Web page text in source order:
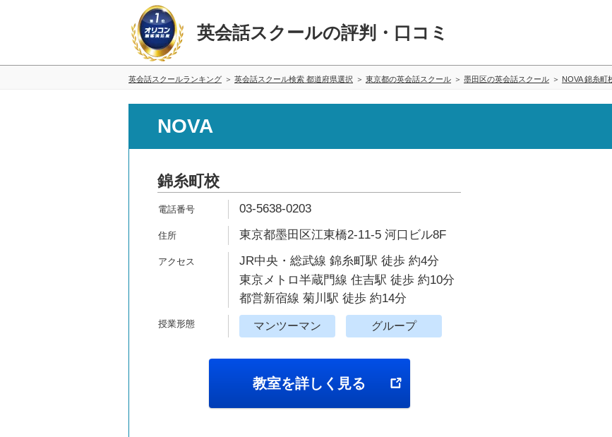
英会話スクールの評判・口コミ
英会話スクールランキング 英会話スクール検索 都道府県選択 東京都の英会話スクール 墨田区の英会話スクール NOVA 錦糸町
NOVA
錦糸町校
03-5638-0203
東京都墨田区江東橋2-11-5 河口ビル8F
JR中央・総武線 錦糸町駅 徒歩 約4分
東京メトロ半蔵門線 住吉駅 徒歩 約10分
都営新宿線 菊川駅 徒歩 約14分
マンツーマン グループ
教室を詳しく見る